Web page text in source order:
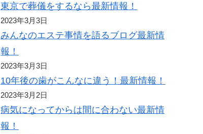
東京で葬儀をするなら最新情報！
2023年3月3日
みんなのエステ事情を語るブログ最新情
報！
2023年3月3日
10年後の歯がこんなに違う！最新情報！
2023年3月2日
病気になってからは間に合わない最新情
報！